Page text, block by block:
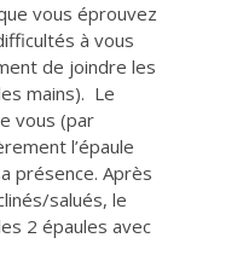
vous éprouvez
à vous
de joindre les
mains). Le
vous (par
l’épaule
présence. Après
salués, le
2 épaules avec